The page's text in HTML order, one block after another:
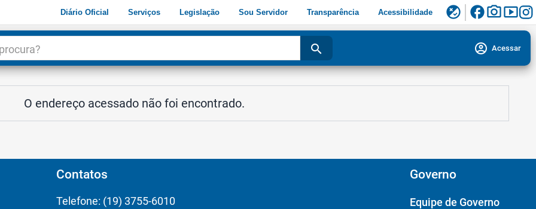
Diário Oficial Serviços Legislação Sou Servidor Transparência Acessibilidade flaky facebookphoto_camerasmart_display
search account_circle Acessar
O endereço acessado não foi encontrado.
Contatos
Telefone: (19) 3755-6010
Governo
Equipe de Governo